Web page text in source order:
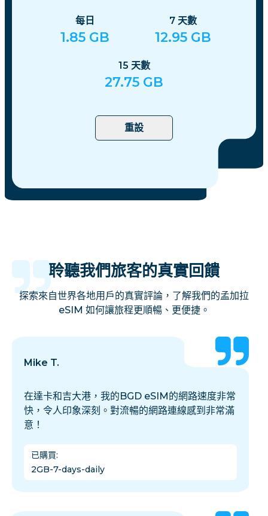
每日
1.85 GB
7 天數
12.95 GB
15 天數
27.75 GB
重設
聆聽我們旅客的真實回饋
探索來自世界各地用戶的真實評論，了解我們的孟加拉
eSIM 如何讓旅程更順暢、更便捷。
Mike T.
在達卡和吉大港，我的BGD eSIM的網路速度非常
快，令人印象深刻。對流暢的網路連線感到非常滿
意！
已購買:
2GB-7-days-daily